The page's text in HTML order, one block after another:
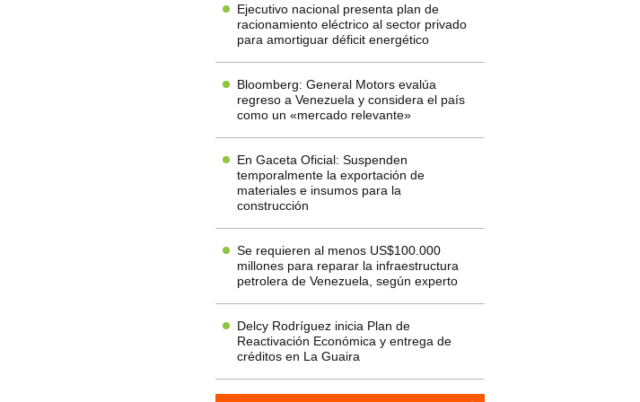
Ejecutivo nacional presenta plan de
racionamiento eléctrico al sector privado
para amortiguar déficit energético
Bloomberg: General Motors evalúa
regreso a Venezuela y considera el país
como un «mercado relevante»
En Gaceta Oficial: Suspenden
temporalmente la exportación de
materiales e insumos para la
construcción
Se requieren al menos US$100.000
millones para reparar la infraestructura
petrolera de Venezuela, según experto
Delcy Rodríguez inicia Plan de
Reactivación Económica y entrega de
créditos en La Guaira